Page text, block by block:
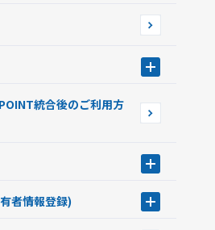
統合後のご利用方
者情報登録)